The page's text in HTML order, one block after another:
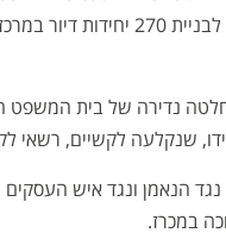
וחצי מאז נערך מכרז לרכישת
נדירה של בית המשפט
שנקלעה לקשיים, רשאי
הנאמן ונגד איש העסקים
במכרז.